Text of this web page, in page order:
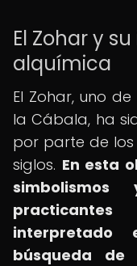
El Zohar y
alquímica
El Zohar, uno
la Cábala, ha
por parte de
siglos. En esta
búsqueda